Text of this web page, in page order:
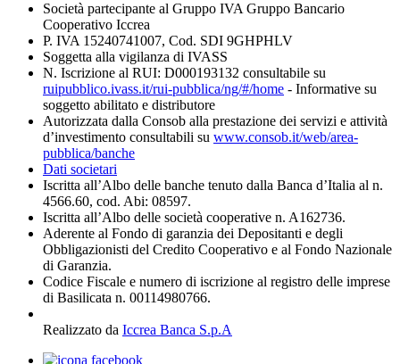
Società partecipante al Gruppo IVA Gruppo Bancario
Cooperativo Iccrea
P. IVA 15240741007, Cod. SDI 9GHPHLV
Soggetta alla vigilanza di IVASS
N. Iscrizione al RUI: D000193132 consultabile su
ruipubblico.ivass.it/rui-pubblica/ng/#/home - Informative su
soggetto abilitato e distributore
Autorizzata dalla Consob alla prestazione dei servizi e attività
d’investimento consultabili su www.consob.it/web/area-
pubblica/banche
Dati societari
Iscritta all’Albo delle banche tenuto dalla Banca d’Italia al n.
4566.60, cod. Abi: 08597.
Iscritta all’Albo delle società cooperative n. A162736.
Aderente al Fondo di garanzia dei Depositanti e degli
Obbligazionisti del Credito Cooperativo e al Fondo Nazionale
di Garanzia.
Codice Fiscale e numero di iscrizione al registro delle imprese
di Basilicata n. 00114980766.
Realizzato da Iccrea Banca S.p.A